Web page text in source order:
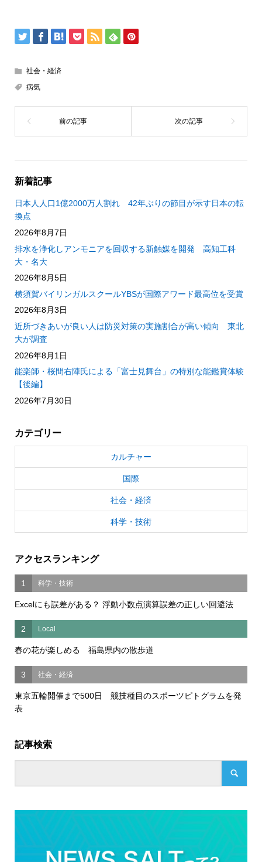
社会・経済
病気
新着記事
日本人人口1億2000万人割れ 42年ぶりの節目が示す日本の転
換点
2026年8月7日
排水を浄化しアンモニアを回収する新触媒を開発 高知工科
大・名大
2026年8月5日
横須賀バイリンガルスクールYBSが国際アワード最高位を受賞
2026年8月3日
近所づきあいが良い人は防災対策の実施割合が高い傾向 東北
大が調査
2026年8月1日
能楽師・桜間右陣氏による「富士見舞台」の特別な能鑑賞体験
【後編】
2026年7月30日
カテゴリー
カルチャー
国際
社会・経済
科学・技術
アクセスランキング
1 科学・技術
Excelにも誤差がある？ 浮動小数点演算誤差の正しい回避法
2 Local
春の花が楽しめる 福島県内の散歩道
3 社会・経済
東京五輪開催まで500日 競技種目のスポーツピトグラムを発
表
記事検索